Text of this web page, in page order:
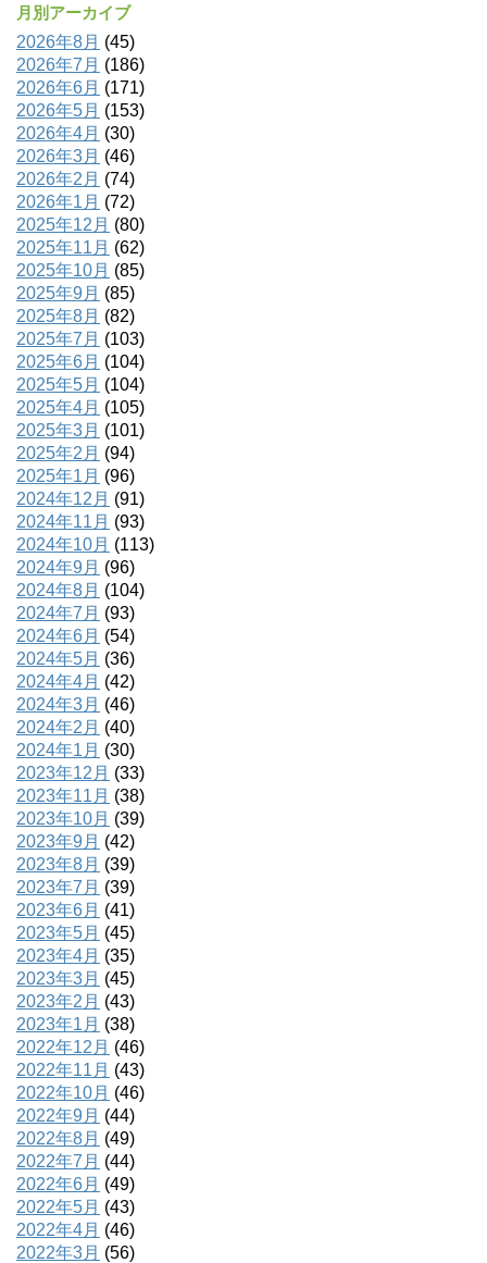
月別アーカイブ
2026年8月 (45)
2026年7月 (186)
2026年6月 (171)
2026年5月 (153)
2026年4月 (30)
2026年3月 (46)
2026年2月 (74)
2026年1月 (72)
2025年12月 (80)
2025年11月 (62)
2025年10月 (85)
2025年9月 (85)
2025年8月 (82)
2025年7月 (103)
2025年6月 (104)
2025年5月 (104)
2025年4月 (105)
2025年3月 (101)
2025年2月 (94)
2025年1月 (96)
2024年12月 (91)
2024年11月 (93)
2024年10月 (113)
2024年9月 (96)
2024年8月 (104)
2024年7月 (93)
2024年6月 (54)
2024年5月 (36)
2024年4月 (42)
2024年3月 (46)
2024年2月 (40)
2024年1月 (30)
2023年12月 (33)
2023年11月 (38)
2023年10月 (39)
2023年9月 (42)
2023年8月 (39)
2023年7月 (39)
2023年6月 (41)
2023年5月 (45)
2023年4月 (35)
2023年3月 (45)
2023年2月 (43)
2023年1月 (38)
2022年12月 (46)
2022年11月 (43)
2022年10月 (46)
2022年9月 (44)
2022年8月 (49)
2022年7月 (44)
2022年6月 (49)
2022年5月 (43)
2022年4月 (46)
2022年3月 (56)